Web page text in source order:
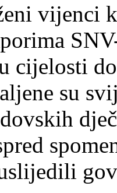
vijenci
cijelosti
su